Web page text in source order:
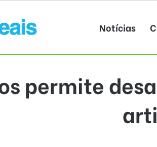
Notícias
permite